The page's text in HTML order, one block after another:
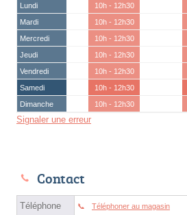
Lundi 10h - 12h30
Mardi
10h - 12h30
Mercredi
10h - 12h30
Jeudi
10h - 12h30
Vendredi
10h - 12h30
Samedi
10h - 12h30
Dimanche
10h - 12h30
Signaler une erreur
Contact
Téléphone Téléphoner au magasin